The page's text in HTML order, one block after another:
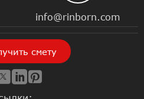
info@rinborn.com
смету
  